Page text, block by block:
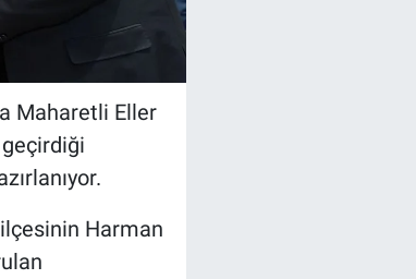
Maharetli Eller
Harman